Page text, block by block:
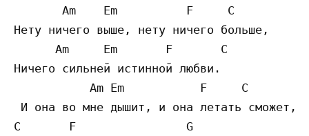
       Am    Em          F     C
Нету ничего выше, нету ничего больше,
      Am     Em       F       C
Ничего сильней истинной любви.
           Am Em           F     C
И она во мне дышит, и она летать сможет,
C       F                G